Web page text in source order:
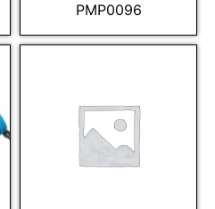
PMP0096